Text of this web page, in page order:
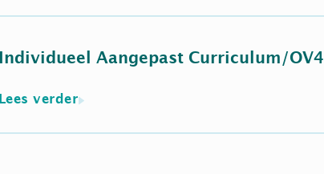
Individueel Aangepast Curriculum/OV4
Lees verder